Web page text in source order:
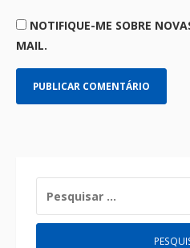
NOTIFIQUE-ME SOBRE
MAIL.